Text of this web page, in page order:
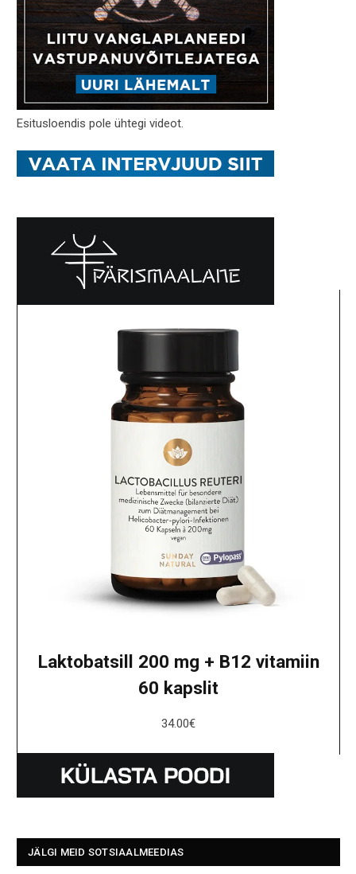
Esitusloendis pole ühtegi videot.
Laktobatsill 200 mg + B12 vitamiin
60 kapslit
34.00€
JÄLGI MEID SOTSIAALMEEDIAS